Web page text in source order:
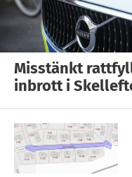
Misstänkt
inbrott i